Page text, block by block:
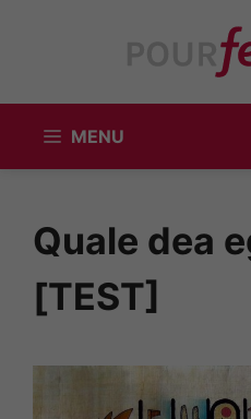
MENU
Quale dea
[TEST]